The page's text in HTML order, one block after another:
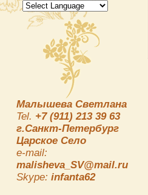
Малышева Светлана
Tel. +7 (911) 213 39 63
г.Санкт-Петербург
Царское Село
e-mail:
malisheva_SV@mail.ru
Skype: infanta62